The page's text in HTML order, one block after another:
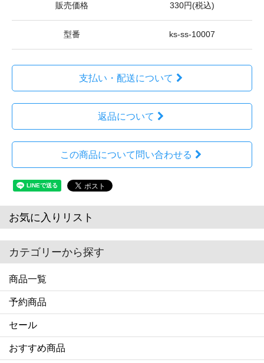
販売価格 330円(税込)
型番 ks-ss-10007
支払い・配送について
返品について
この商品について問い合わせる
お気に入りリスト
カテゴリーから探す
商品一覧
予約商品
セール
おすすめ商品